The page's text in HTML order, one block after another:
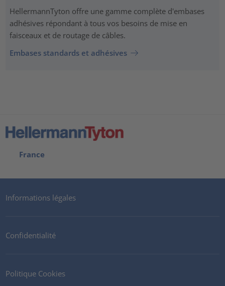
HellermannTyton offre une gamme complète d'embases
adhésives répondant à tous vos besoins de mise en
faisceaux et de routage de câbles.
Embases standards et adhésives
France
Informations légales
Confidentialité
Politique Cookies